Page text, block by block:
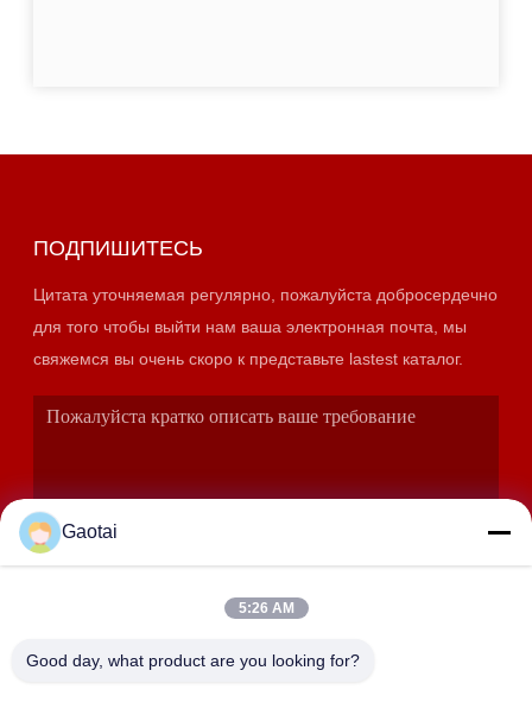
ПОДПИШИТЕСЬ
Цитата уточняемая регулярно, пожалуйста добросердечно
для того чтобы выйти нам ваша электронная почта, мы
свяжемся вы очень скоро к представьте lastest каталог.
Gaotai
5:26 AM
Good day, what product are you looking for?